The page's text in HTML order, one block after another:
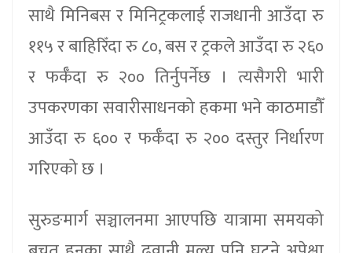
साथै मिनिबस र मिनिट्रकलाई राजधानी आउँदा रु
११५ र बाहिरिँदा रु ८०, बस र ट्रकले आउँदा रु २६०
र फर्कँदा रु २०० तिर्नुपर्नेछ । त्यसैगरी भारी
उपकरणका सवारीसाधनको हकमा भने काठमाडौँ
आउँदा रु ६०० र फर्कँदा रु २०० दस्तुर निर्धारण
गरिएको छ ।
सुरुङमार्ग सञ्चालनमा आएपछि यात्रामा समयको